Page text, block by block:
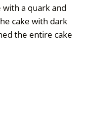
with a quark and
cake with dark
the entire cake